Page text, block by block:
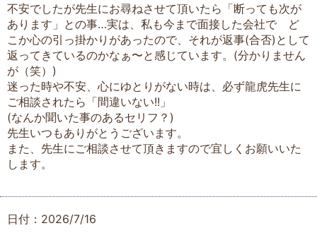
不安でしたが先生にお尋ねさせて頂いたら「断っても次が
あります」との事…実は、私も今まで面接した会社で ど
こか心の引っ掛かりがあったので、それが返事(合否)として
返ってきているのかなぁ〜と感じています。(分かりません
が（笑）)
迷った時や不安、心にゆとりがない時は、必ず龍虎先生に
ご相談されたら「間違いない!!」
(なんか聞いた事のあるセリフ？)
先生いつもありがとうございます。
また、先生にご相談させて頂きますので宜しくお願いいた
します。
日付：2026/7/16